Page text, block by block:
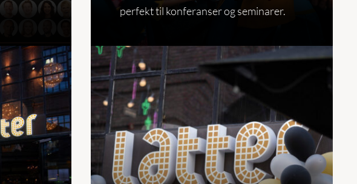
perfekt til konferanser og seminarer.